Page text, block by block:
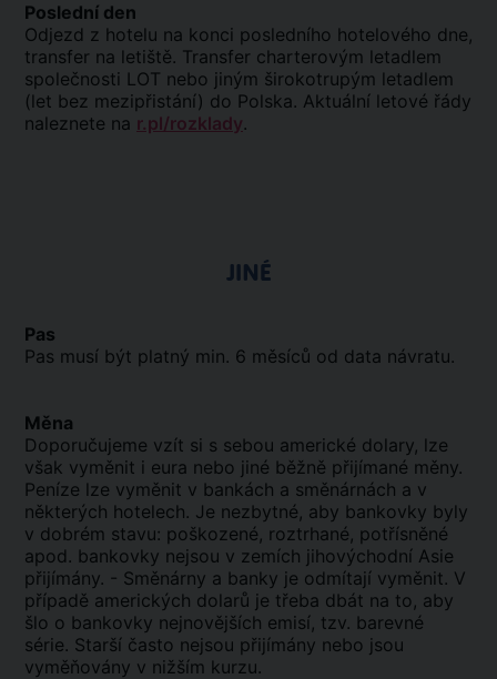
Poslední den
Odjezd z hotelu na konci posledního hotelového dne,
transfer na letiště. Transfer charterovým letadlem
společnosti LOT nebo jiným širokotrupým letadlem
(let bez mezipřistání) do Polska. Aktuální letové řády
naleznete na r.pl/rozklady.
JINÉ
Pas
Pas musí být platný min. 6 měsíců od data návratu.
Měna
Doporučujeme vzít si s sebou americké dolary, lze
však vyměnit i eura nebo jiné běžně přijímané měny.
Peníze lze vyměnit v bankách a směnárnách a v
některých hotelech. Je nezbytné, aby bankovky byly
v dobrém stavu: poškozené, roztrhané, potřísněné
apod. bankovky nejsou v zemích jihovýchodní Asie
přijímány. - Směnárny a banky je odmítají vyměnit. V
případě amerických dolarů je třeba dbát na to, aby
šlo o bankovky nejnovějších emisí, tzv. barevné
série. Starší často nejsou přijímány nebo jsou
vyměňovány v nižším kurzu.